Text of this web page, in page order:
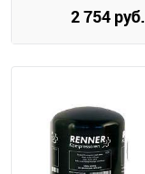
2 754 руб.